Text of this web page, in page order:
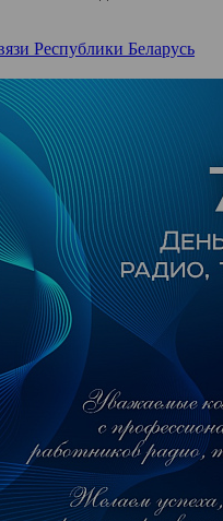
Республики Беларусь